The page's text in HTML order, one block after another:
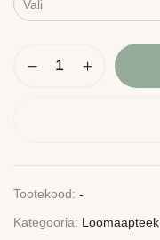
Tootekood: -
Kategooria: Loomaapteek